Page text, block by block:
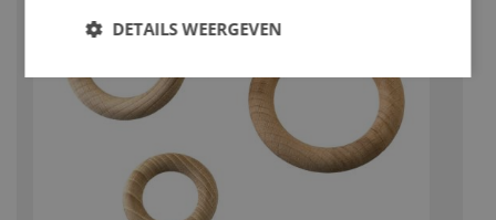
DETAILS WEERGEVEN